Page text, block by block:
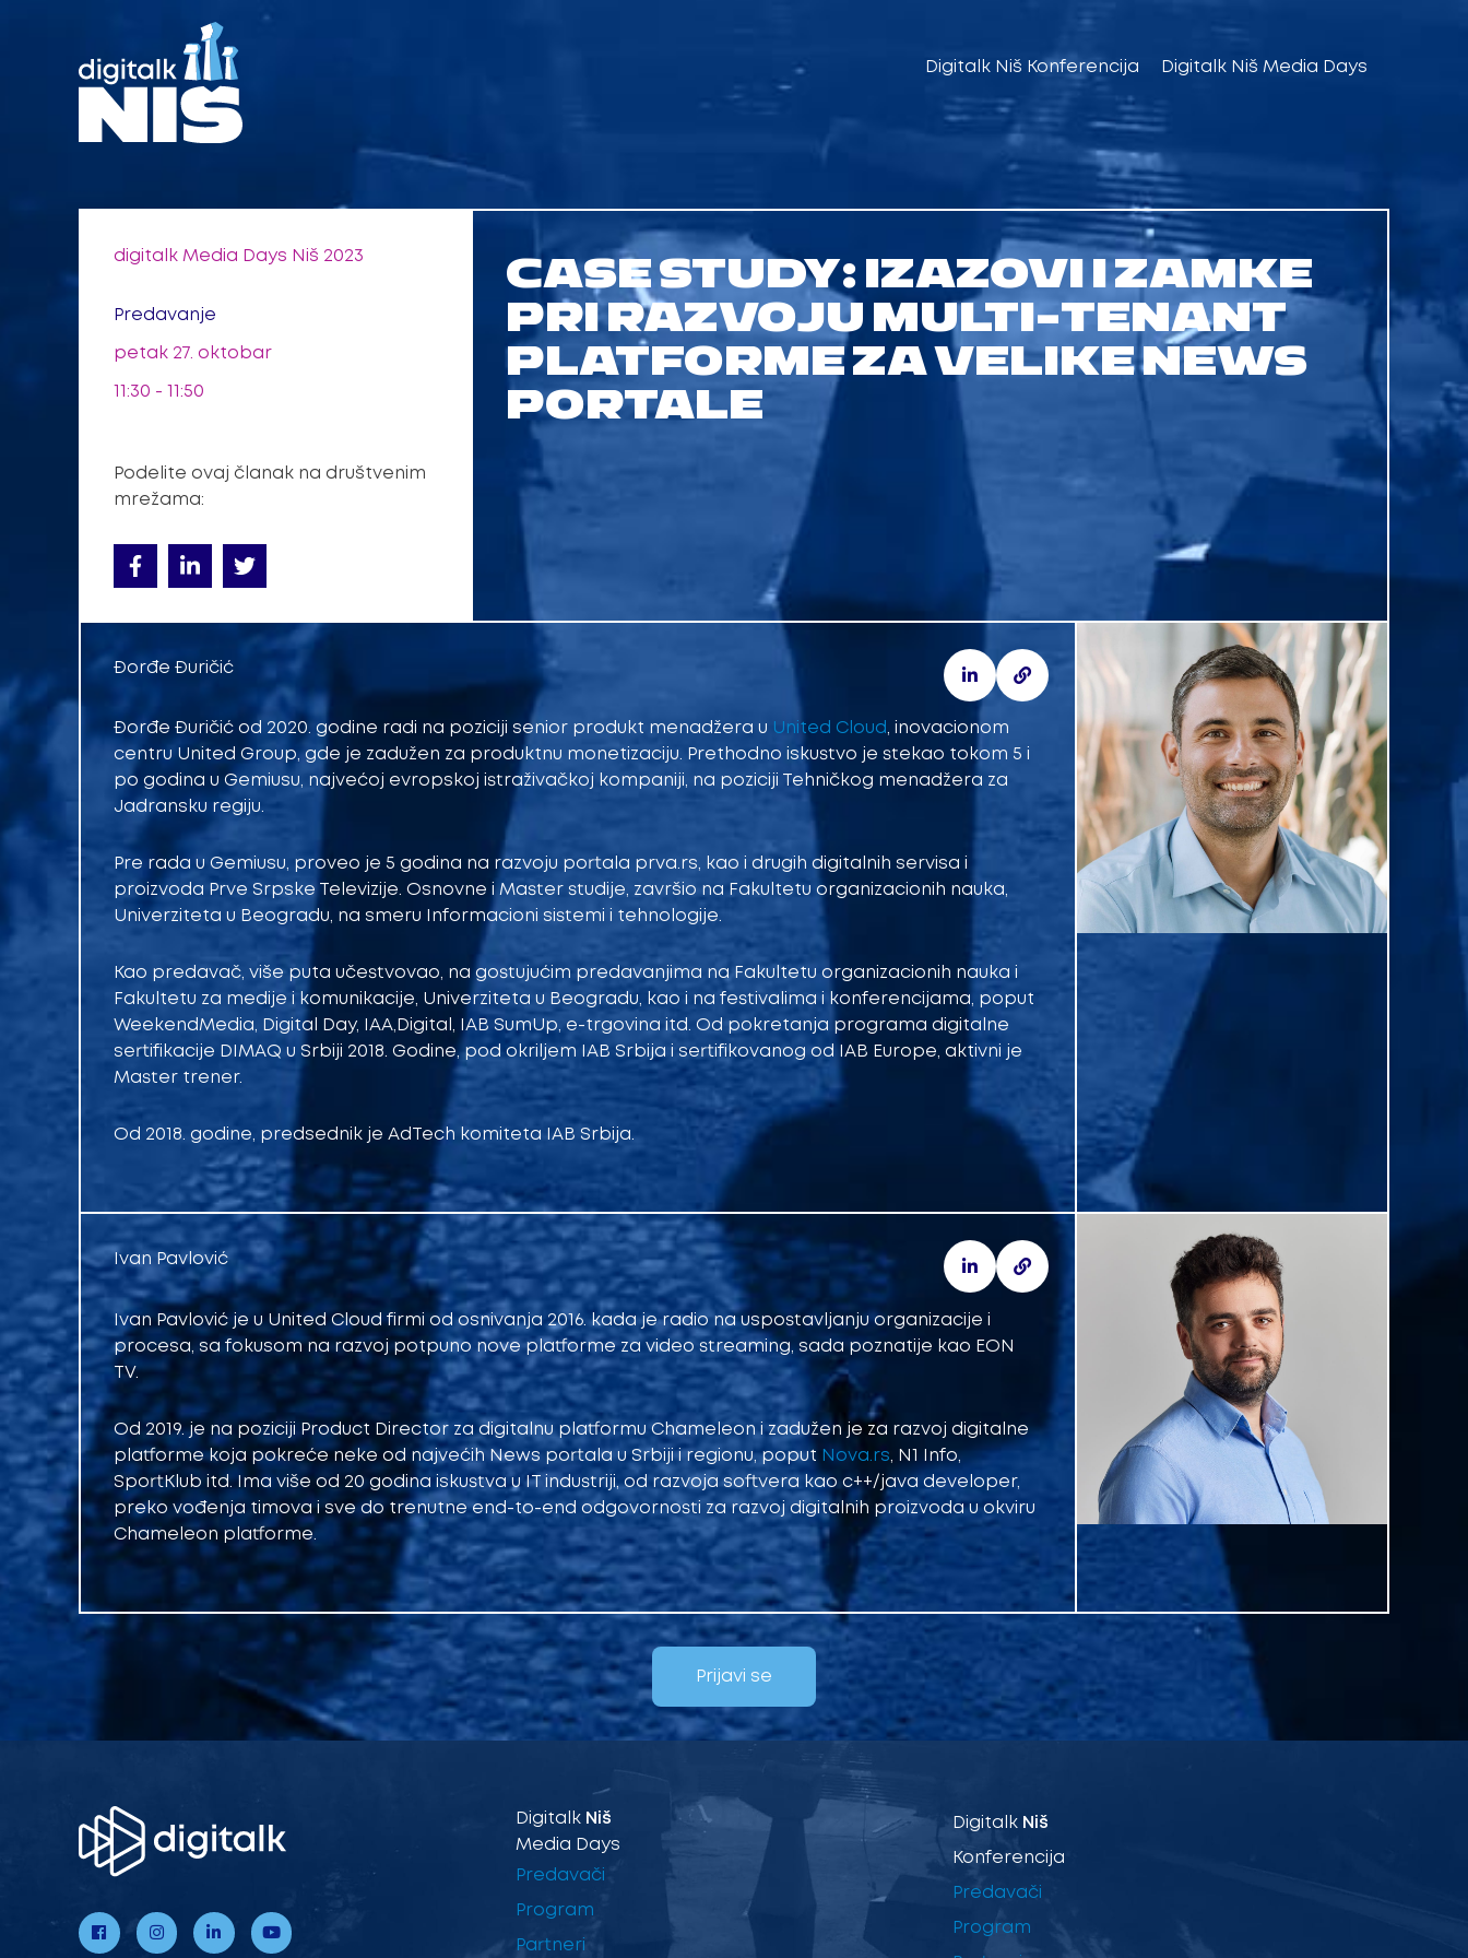
Digitalk Niš Konferencija Digitalk Niš Media Days
digitalk Media Days Niš 2023
Predavanje
petak 27. oktobar
11:30 - 11:50
Podelite ovaj članak na društvenim
mrežama:
CASE STUDY: IZAZOVI I ZAMKE
PRI RAZVOJU MULTI-TENANT
PLATFORME ZA VELIKE NEWS
PORTALE
Đorđe Đuričić
Đorđe Đuričić od 2020. godine radi na poziciji senior produkt menadžera u United Cloud, inovacionom
centru United Group, gde je zadužen za produktnu monetizaciju. Prethodno iskustvo je stekao tokom 5 i
po godina u Gemiusu, najvećoj evropskoj istraživačkoj kompaniji, na poziciji Tehničkog menadžera za
Jadransku regiju.
Pre rada u Gemiusu, proveo je 5 godina na razvoju portala prva.rs, kao i drugih digitalnih servisa i
proizvoda Prve Srpske Televizije. Osnovne i Master studije, završio na Fakultetu organizacionih nauka,
Univerziteta u Beogradu, na smeru Informacioni sistemi i tehnologije.
Kao predavač, više puta učestvovao, na gostujućim predavanjima na Fakultetu organizacionih nauka i
Fakultetu za medije i komunikacije, Univerziteta u Beogradu, kao i na festivalima i konferencijama, poput
WeekendMedia, Digital Day, IAA,Digital, IAB SumUp, e-trgovina itd. Od pokretanja programa digitalne
sertifikacije DIMAQ u Srbiji 2018. Godine, pod okriljem IAB Srbija i sertifikovanog od IAB Europe, aktivni je
Master trener.
Od 2018. godine, predsednik je AdTech komiteta IAB Srbija.
Ivan Pavlović
Ivan Pavlović je u United Cloud firmi od osnivanja 2016. kada je radio na uspostavljanju organizacije i
procesa, sa fokusom na razvoj potpuno nove platforme za video streaming, sada poznatije kao EON
TV.
Od 2019. je na poziciji Product Director za digitalnu platformu Chameleon i zadužen je za razvoj digitalne
platforme koja pokreće neke od najvećih News portala u Srbiji i regionu, poput Nova.rs , N1 Info,
SportKlub itd. Ima više od 20 godina iskustva u IT industriji, od razvoja softvera kao c++/java developer,
preko vođenja timova i sve do trenutne end-to-end odgovornosti za razvoj digitalnih proizvoda u okviru
Chameleon platforme.
Prijavi se
Digitalk Niš
Media Days
Predavači
Program
Partneri
Digitalk Niš
Konferencija
Predavači
Program